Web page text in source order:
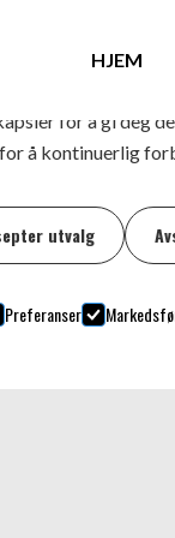
for å gi deg
å kontinuerlig
utvalg
Preferanser
HJEM